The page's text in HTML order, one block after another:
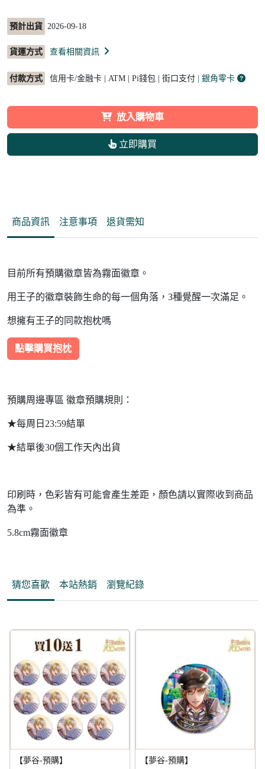
預計出貨 2026-09-18
貨運方式 查看相關資訊
付款方式 信用卡/金融卡 | ATM | Pi錢包 | 街口支付 | 銀角零卡
放入購物車
立即購買
商品資訊 注意事項 退貨需知
目前所有預購徽章皆為霧面徽章。
用王子的徽章裝飾生命的每一個角落，3種覺醒一次滿足。
想擁有王子的同款抱枕嗎
點擊購買抱枕
預購周邊專區 徽章預購規則：
★每周日23:59結單
★結單後30個工作天內出貨
印刷時，色彩皆有可能會產生差距，顏色請以實際收到商品
為準。
5.8cm霧面徽章
猜您喜歡 本站熱銷 瀏覽紀錄
【夢谷-預購】 【夢谷-預購】